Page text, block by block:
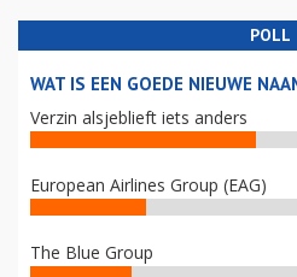
POLL
WAT IS EEN GOEDE NIEUWE
Verzin alsjeblieft iets anders
European Airlines Group (EAG)
The Blue Group